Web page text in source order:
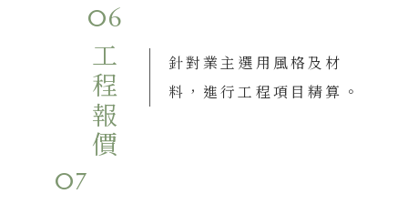
06
工程報價
針對業主選用風格及材
料，進行工程項目精算。
07